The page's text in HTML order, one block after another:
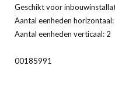
Geschikt voor
Aantal eenheden horizontaal:
Aantal eenheden verticaal: 2
00185991